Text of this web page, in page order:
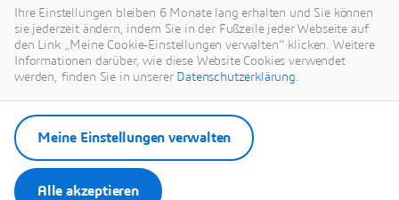
Ihre Einstellungen bleiben 6 Monate lang erhalten und Sie können
sie jederzeit ändern, indem Sie in der Fußzeile jeder Webseite auf
den Link „Meine Cookie-Einstellungen verwalten“ klicken. Weitere
Informationen darüber, wie diese Website Cookies verwendet
werden, finden Sie in unserer Datenschutzerklärung.
Alle akzeptieren
Meine Einstellungen verwalten